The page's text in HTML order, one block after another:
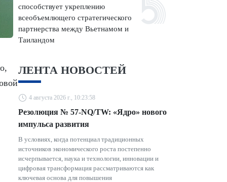
способствует укреплению
всеобъемлющего стратегического
партнерства между Вьетнамом и
Таиландом
ЛЕНТА НОВОСТЕЙ
4 августа 2026 г., 10:23:58
Резолюция № 57-NQ/TW: «Ядро» нового
импульса развития
В условиях, когда потенциал традиционных
источников экономического роста постепенно
исчерпывается, наука и технологии, инновации и
цифровая трансформация рассматриваются как
ключевая основа для повышения